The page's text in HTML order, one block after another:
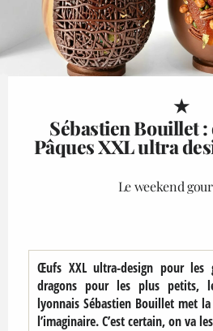
★
Sébastien Bouillet :
Pâques XXL ultra
Le weekend
Œufs XXL ultra-design pour les
dragons pour les plus petits,
lyonnais Sébastien Bouillet met
l’imaginaire. C’est certain, on va